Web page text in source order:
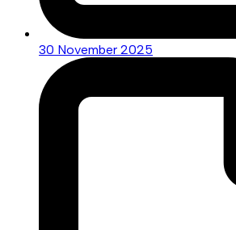
30 November 2025